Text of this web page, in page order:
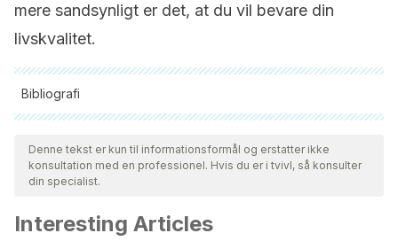
mere sandsynligt er det, at du vil bevare din
livskvalitet.
Bibliografi
Alle citerede kilder blev grundigt gennemgået af vores team
for at sikre deres kvalitet, pålidelighed, aktualitet og validitet.
Bibliografien i denne artikel blev betragtet som pålidelig og af
Barba, A. L., Kelly Changizi, B., Higgins, D. S., Factor, S. A., &
Denne tekst er kun til informationsformål og erstatter ikke
konsultation med en professionel. Hvis du er i tvivl, så konsulter
din specialist.
Interesting Articles